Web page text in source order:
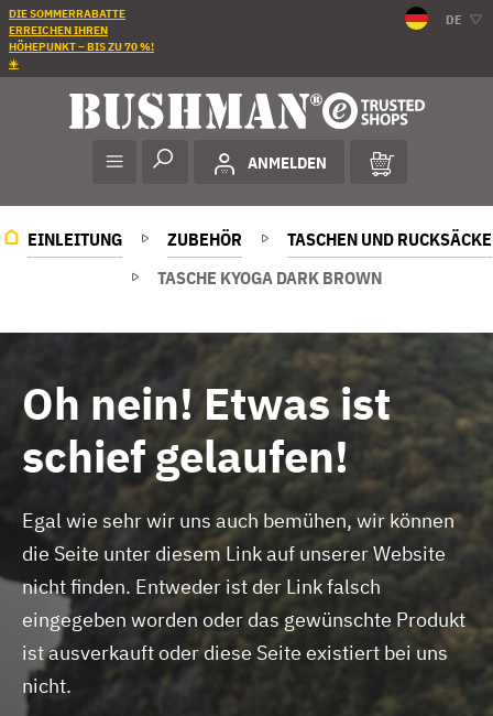
DIE SOMMERRABATTE
ERREICHEN IHREN
HÖHEPUNKT – BIS ZU 70 %!
☀️
DE
ANMELDEN
EINLEITUNG ZUBEHÖR
TASCHEN UND RUCKSÄCKE
TASCHE KYOGA DARK BROWN
Oh nein! Etwas ist
schief gelaufen!
Egal wie sehr wir uns auch bemühen, wir können
die Seite unter diesem Link auf unserer Website
nicht finden. Entweder ist der Link falsch
eingegeben worden oder das gewünschte Produkt
ist ausverkauft oder diese Seite existiert bei uns
nicht.